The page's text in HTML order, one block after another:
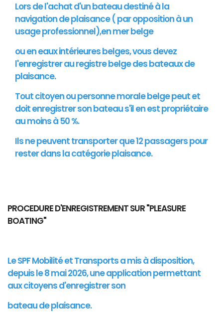
Lors de l'achat d'un bateau destiné à la
navigation de plaisance ( par opposition à un
usage professionnel),en mer belge
ou en eaux intérieures belges, vous devez
l'enregistrer au registre belge des bateaux de
plaisance.
Tout citoyen ou personne morale belge peut et
doit enregistrer son bateau s'il en est propriétaire
au moins à 50 %.
Ils ne peuvent transporter que 12 passagers pour
rester dans la catégorie plaisance.
PROCEDURE D'ENREGISTREMENT SUR "PLEASURE
BOATING"
Le SPF Mobilité et Transports a mis à disposition,
depuis le 8 mai 2026, une application permettant
aux citoyens d'enregistrer son
bateau de plaisance.